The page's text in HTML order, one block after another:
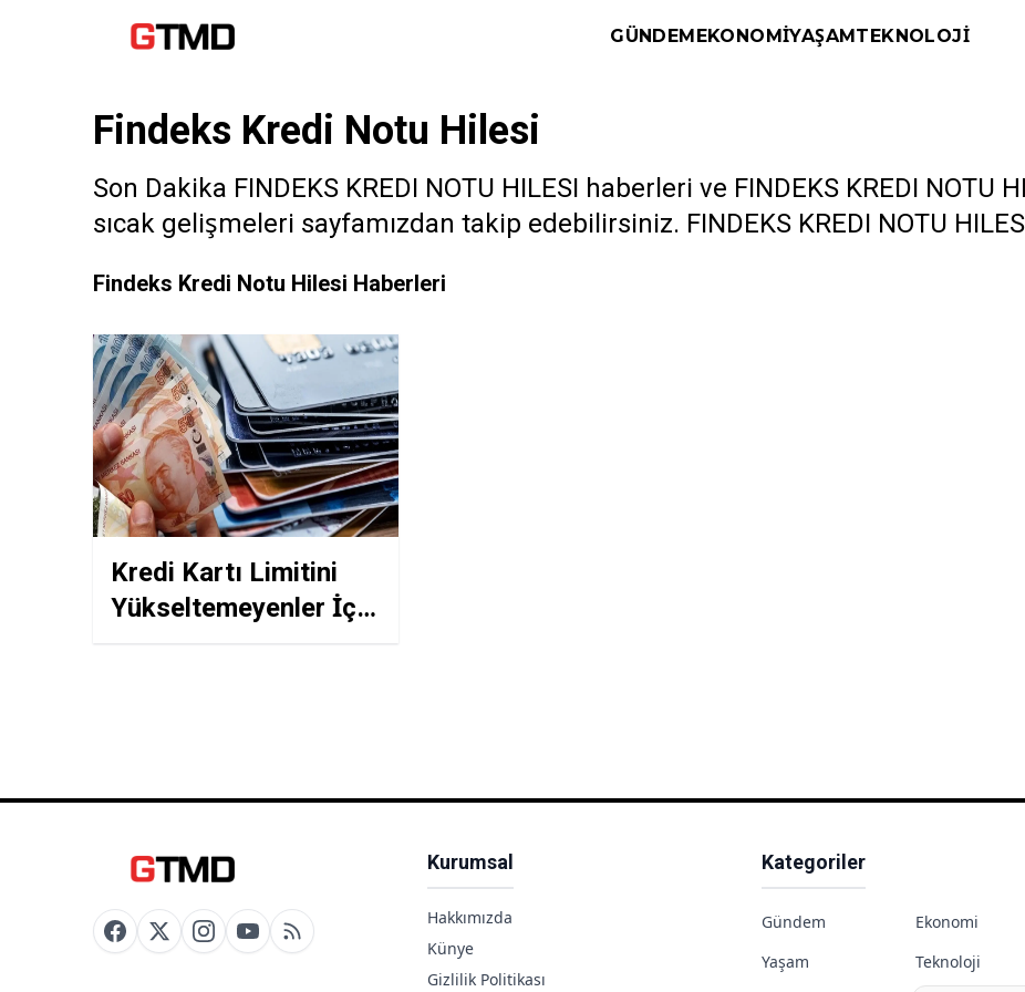
GÜNDEMEKONOMIYAŞAMTEKNOLOJI
Findeks Kredi Notu Hilesi
Son Dakika FINDEKS KREDI NOTU HILESI haberleri ve FINDEKS KREDI
sıcak gelişmeleri sayfamızdan takip edebilirsiniz. FINDEKS KREDI NOTU
Findeks Kredi Notu Hilesi Haberleri
Kredi Kartı Limitini
Yükseltemeyenler İçin
3 Kritik Taktik: Gelir
Kurumsal
Hakkımızda
Künye
Gizlilik Politikası
Kategoriler
Gündem
Ekonomi
Yaşam
Teknoloji